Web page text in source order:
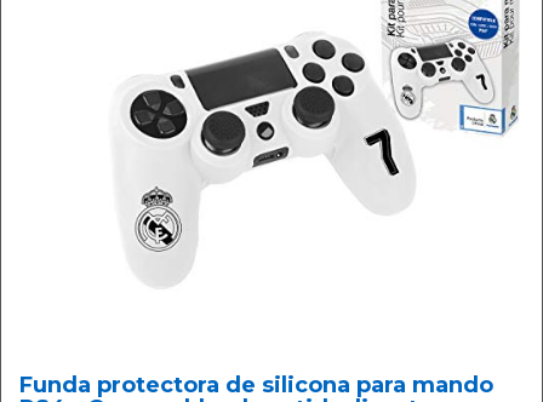
Funda protectora de silicona para mando